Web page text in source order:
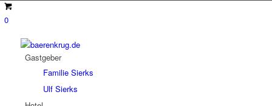
0
Gastgeber
Familie Sierks
Ulf Sierks